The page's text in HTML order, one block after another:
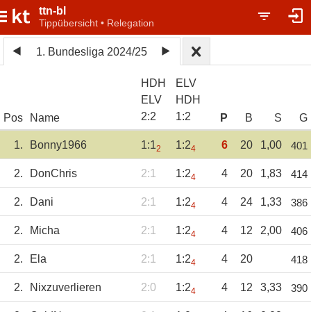
ttn-bl
Tippübersicht • Relegation
1. Bundesliga 2024/25
Pos Name
HDH
ELV
2:2
ELV
HDH
1:2 P B S G
1. Bonny1966 1:12 1:24 6 20 1,00 401
2. DonChris 2:1 1:24 4 20 1,83 414
2. Dani 2:1 1:24 4 24 1,33 386
2. Micha 2:1 1:24 4 12 2,00 406
2. Ela 2:1 1:24 4 20 418
2. Nixzuverlieren 2:0 1:24 4 12 3,33 390